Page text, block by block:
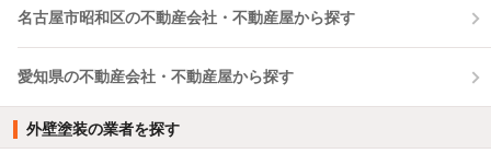
名古屋市昭和区の不動産会社・不動産屋から探す
愛知県の不動産会社・不動産屋から探す
外壁塗装の業者を探す